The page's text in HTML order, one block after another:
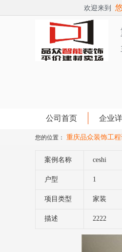
欢迎来到
公司首页 企业
您的位置： 重庆品众装饰工程
案例名称 ceshi
户型 1
项目类型 家装
描述 2222